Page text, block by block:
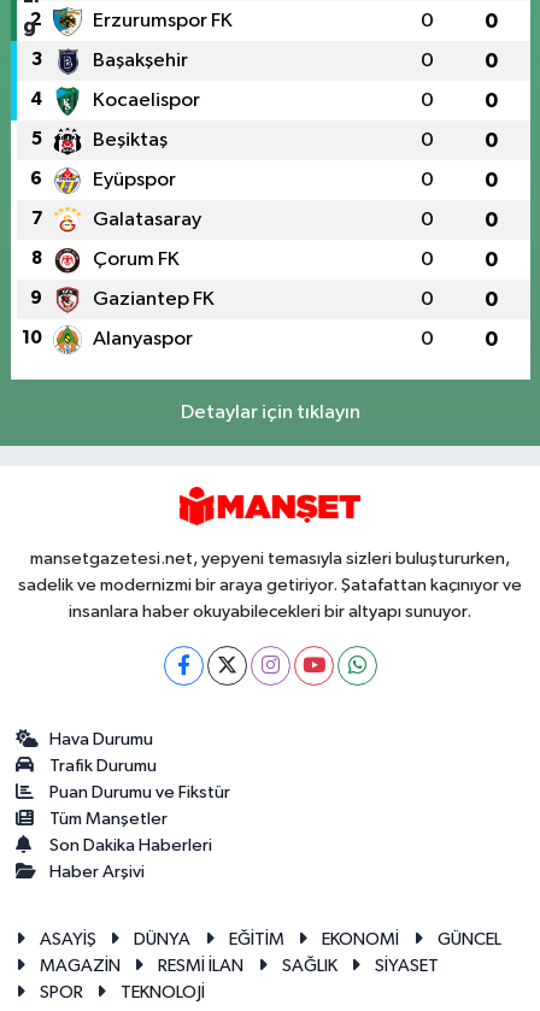
2 Erzurumspor FK 0 0
3 Başakşehir 0 0
4 Kocaelispor 0 0
5 Beşiktaş 0 0
6 Eyüpspor 0 0
7 Galatasaray 0 0
8 Çorum FK 0 0
9 Gaziantep FK 0 0
10 Alanyaspor 0 0
Detaylar için tıklayın
mansetgazetesi.net, yepyeni temasıyla sizleri buluştururken,
sadelik ve modernizmi bir araya getiriyor. Şatafattan kaçınıyor ve
insanlara haber okuyabilecekleri bir altyapı sunuyor.
Hava Durumu
Trafik Durumu
Puan Durumu ve Fikstür
Tüm Manşetler
Son Dakika Haberleri
Haber Arşivi
ASAYİŞ DÜNYA EĞİTİM EKONOMİ
GÜNCEL
MAGAZİN
RESMİ İLAN SAĞLIK
SİYASET
SPOR
TEKNOLOJİ